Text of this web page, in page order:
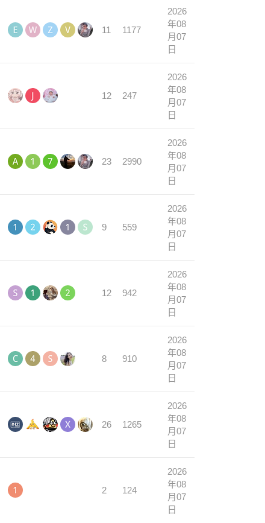
11 1177
2026
年08
月07
日
12 247
2026
年08
月07
日
23 2990
2026
年08
月07
日
9 559
2026
年08
月07
日
12 942
2026
年08
月07
日
8 910
2026
年08
月07
日
26 1265
2026
年08
月07
日
2 124
2026
年08
月07
日